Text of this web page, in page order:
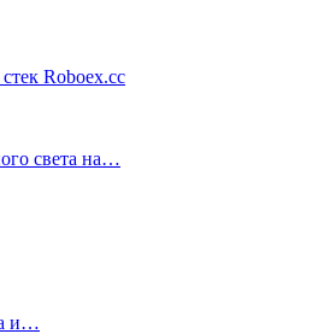
Roboex.cc
света на…
и…